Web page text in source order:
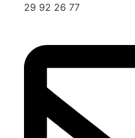
29 92 26 77